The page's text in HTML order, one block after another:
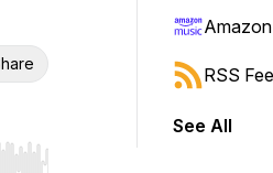
RSS
See All